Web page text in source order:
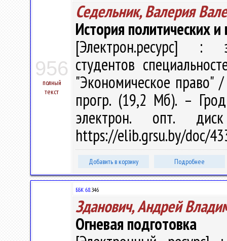
956
полный
текст
Седельник, Валерия
История политических
[Электрон.ресурс] :
студентов
"Экономическое право"
прогр. (19,2 Мб). –
электрон. опт.
https://elib.grsu.by/doc/
Добавить в корзину Подробнее
ББК 68.З46
Зданович, Андрей
Огневая подготовка